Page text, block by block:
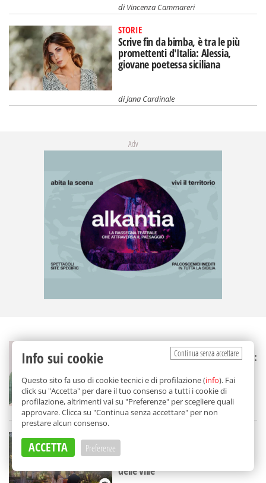
diVincenza Cammareri
STORIE
Scrive fin da bimba, è tra le più
promettenti d'Italia: Alessia,
giovane poetessa siciliana
diJana Cardinale
Adv
STORIE
È uno dei dolci simbolo della Sicilia:
di Dattilo
diJana Cardinale
del Sì: un gioiello unico nella "città
delle ville"
Continua senza accettare
Info sui cookie
Questo sito fa uso di cookie tecnici e di profilazione (info). Fai
click su "Accetta" per dare il tuo consenso a tutti i cookie di
profilazione, altrimenti vai su "Preferenze" per scegliere quali
approvare. Clicca su "Continua senza accettare" per non
prestare alcun consenso.
ACCETTA Preferenze